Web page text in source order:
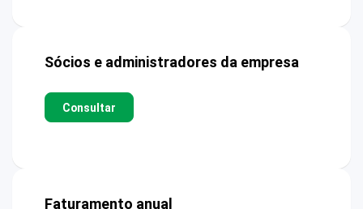
Sócios e administradores da empresa
Consultar
Faturamento anual